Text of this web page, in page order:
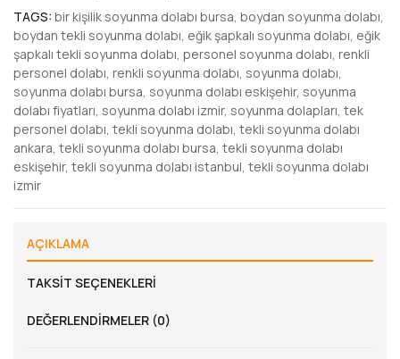
TAGS: bir kişilik soyunma dolabı bursa, boydan soyunma dolabı,
boydan tekli soyunma dolabı, eğik şapkalı soyunma dolabı, eğik
şapkalı tekli soyunma dolabı, personel soyunma dolabı, renkli
personel dolabı, renkli soyunma dolabı, soyunma dolabı,
soyunma dolabı bursa, soyunma dolabı eskişehir, soyunma
dolabı fiyatları, soyunma dolabı izmir, soyunma dolapları, tek
personel dolabı, tekli soyunma dolabı, tekli soyunma dolabı
ankara, tekli soyunma dolabı bursa, tekli soyunma dolabı
eskişehir, tekli soyunma dolabı istanbul, tekli soyunma dolabı
izmir
AÇIKLAMA
TAKSIT SEÇENEKLERI
DEĞERLENDIRMELER (0)